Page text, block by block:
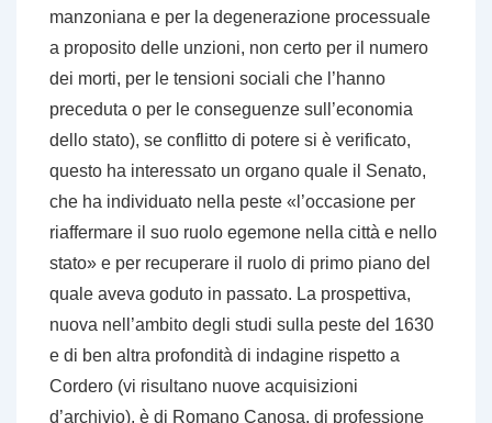
manzoniana e per la degenerazione processuale
a proposito delle unzioni, non certo per il numero
dei morti, per le tensioni sociali che l’hanno
preceduta o per le conseguenze sull’economia
dello stato), se conflitto di potere si è verificato,
questo ha interessato un organo quale il Senato,
che ha individuato nella peste «l’occasione per
riaffermare il suo ruolo egemone nella città e nello
stato» e per recuperare il ruolo di primo piano del
quale aveva goduto in passato. La prospettiva,
nuova nell’ambito degli studi sulla peste del 1630
e di ben altra profondità di indagine rispetto a
Cordero (vi risultano nuove acquisizioni
d’archivio), è di Romano Canosa, di professione